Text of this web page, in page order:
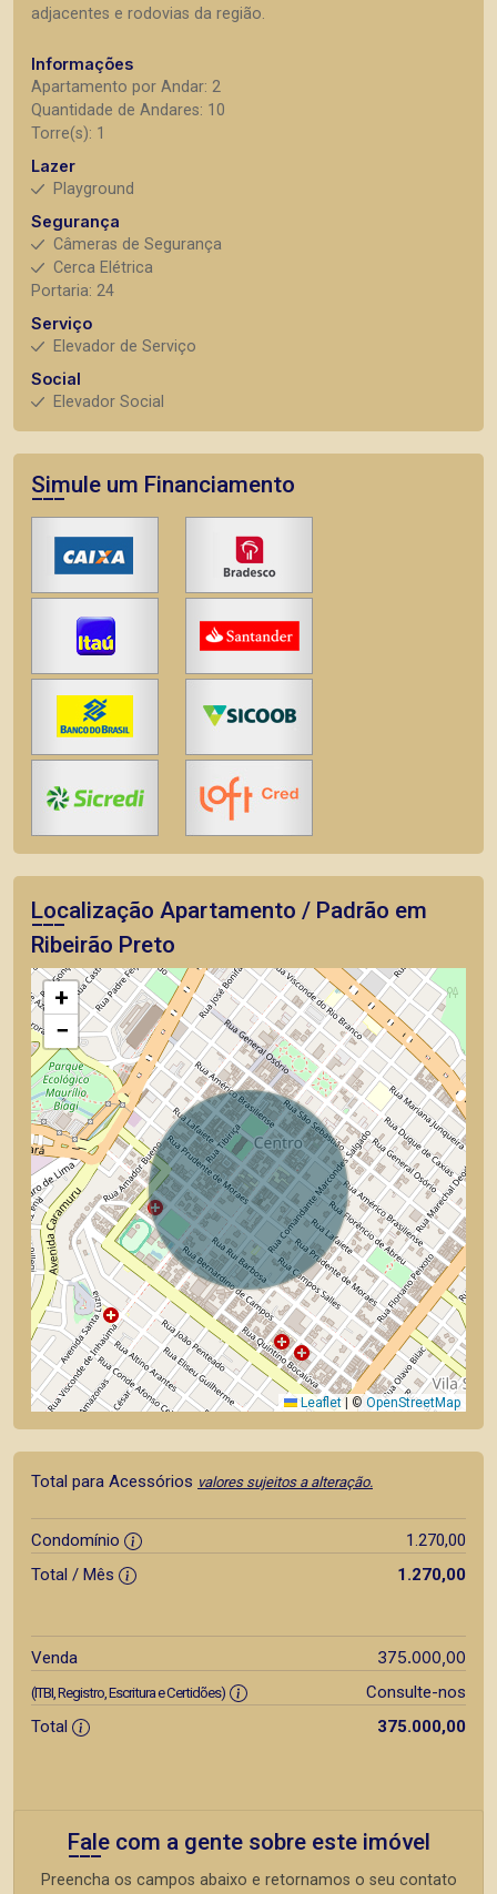
adjacentes e rodovias da região.
Informações
Apartamento por Andar: 2
Quantidade de Andares: 10
Torre(s): 1
Lazer
Playground
Segurança
Câmeras de Segurança
Cerca Elétrica
Portaria: 24
Serviço
Elevador de Serviço
Social
Elevador Social
Simule um Financiamento
Localização Apartamento / Padrão em
Ribeirão Preto
+
−
Leaflet © OpenStreetMap
Total para Acessórios valores sujeitos a alteração.
Condomínio
1.270,00
Total / Mês
1.270,00
Venda 375.000,00
(ITBI, Registro, Escritura e Certidões)
Consulte-nos
Total
375.000,00
Fale com a gente sobre este imóvel
Preencha os campos abaixo e retornamos o seu contato